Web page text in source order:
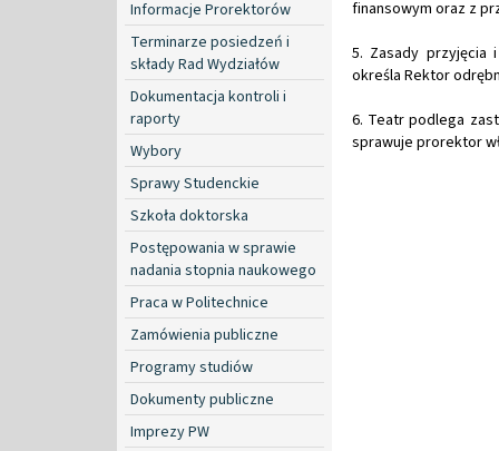
Informacje Prorektorów
Terminarze posiedzeń i
składy Rad Wydziałów
Dokumentacja kontroli i
raporty
Wybory
Sprawy Studenckie
Szkoła doktorska
Postępowania w sprawie
nadania stopnia naukowego
Praca w Politechnice
Zamówienia publiczne
Programy studiów
Dokumenty publiczne
Imprezy PW
finansowym oraz z
5. Zasady przyjęcia
określa Rektor
6. Teatr podlega
sprawuje prorektor